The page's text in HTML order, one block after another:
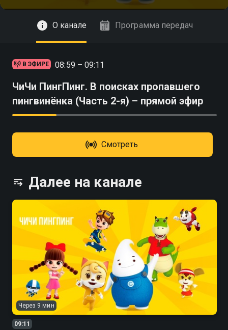
О канале Программа передач
В ЭФИРЕ 08:59 – 09:11
ЧиЧи ПингПинг. В поисках пропавшего
пингвинёнка (Часть 2-я) – прямой эфир
Смотреть
Далее на канале
Через 9 мин
09:11